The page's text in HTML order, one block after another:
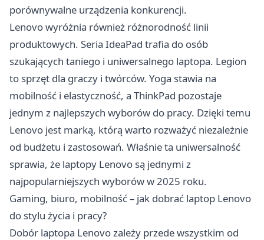
porównywalne urządzenia konkurencji.
Lenovo wyróżnia również różnorodność linii
produktowych. Seria IdeaPad trafia do osób
szukających taniego i uniwersalnego laptopa. Legion
to sprzęt dla graczy i twórców. Yoga stawia na
mobilność i elastyczność, a ThinkPad pozostaje
jednym z najlepszych wyborów do pracy. Dzięki temu
Lenovo jest marką, którą warto rozważyć niezależnie
od budżetu i zastosowań. Właśnie ta uniwersalność
sprawia, że laptopy Lenovo są jednymi z
najpopularniejszych wyborów w 2025 roku.
Gaming, biuro, mobilność – jak dobrać laptop Lenovo
do stylu życia i pracy?
Dobór laptopa Lenovo zależy przede wszystkim od